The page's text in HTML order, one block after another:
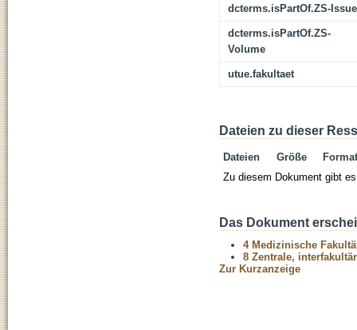
dcterms.isPartOf.ZS-Issue
dcterms.isPartOf.ZS-
Volume
utue.fakultaet
Dateien zu dieser
Dateien Größe
Format
Zu diesem Dokument gibt
Das Dokument
4 Medizinische
8 Zentrale,
Zur Kurzanzeige